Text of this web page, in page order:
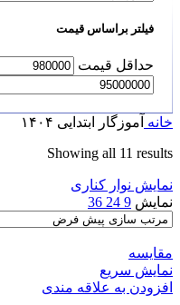
فیلتر براساس قیمت
حداقل قیمت
خانه آموزگار ابتدایی ۱۴۰۴
Showing all 11 results
نمایش نوار کناری
نمایش 9
24
36
مقايسه
نمایش سریع
افزودن به علاقه مندی